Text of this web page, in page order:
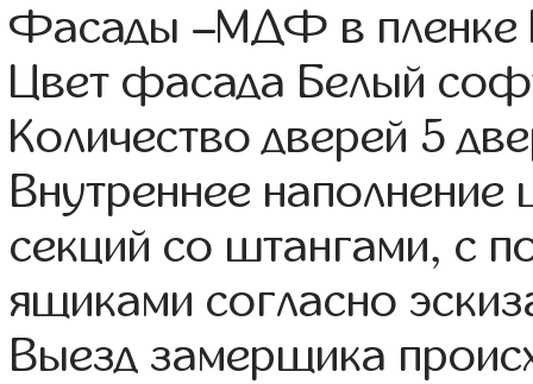
Фасады –МДФ в пленке
Цвет фасада Белый
Количество дверей 5
Внутреннее
секций со штангами, с
ящиками согласно
Выезд замерщика